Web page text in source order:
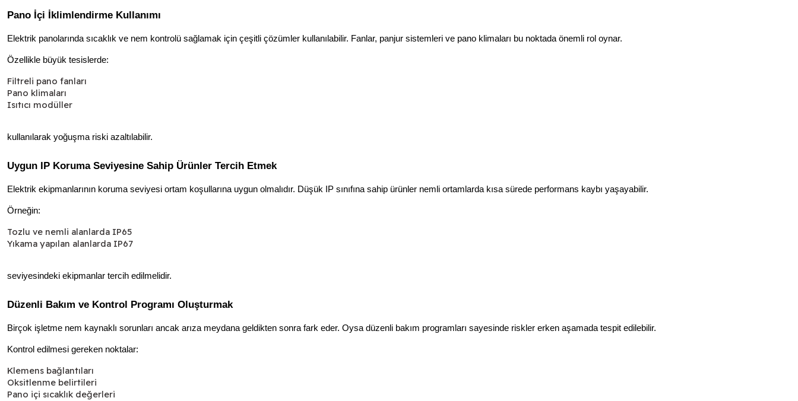
Pano İçi İklimlendirme Kullanımı
Elektrik panolarında sıcaklık ve nem kontrolü sağlamak için çeşitli çözümler kullanılabilir. Fanlar, panjur sistemleri ve pano klimaları bu noktada önemli rol oynar.
Özellikle büyük tesislerde:
Filtreli pano fanları
Pano klimaları
Isıtıcı modüller
kullanılarak yoğuşma riski azaltılabilir.
Uygun IP Koruma Seviyesine Sahip Ürünler Tercih Etmek
Elektrik ekipmanlarının koruma seviyesi ortam koşullarına uygun olmalıdır. Düşük IP sınıfına sahip ürünler nemli ortamlarda kısa sürede performans kaybı yaşayabilir.
Örneğin:
Tozlu ve nemli alanlarda IP65
Yıkama yapılan alanlarda IP67
seviyesindeki ekipmanlar tercih edilmelidir.
Düzenli Bakım ve Kontrol Programı Oluşturmak
Birçok işletme nem kaynaklı sorunları ancak arıza meydana geldikten sonra fark eder. Oysa düzenli bakım programları sayesinde riskler erken aşamada tespit edilebilir.
Kontrol edilmesi gereken noktalar:
Klemens bağlantıları
Oksitlenme belirtileri
Pano içi sıcaklık değerleri